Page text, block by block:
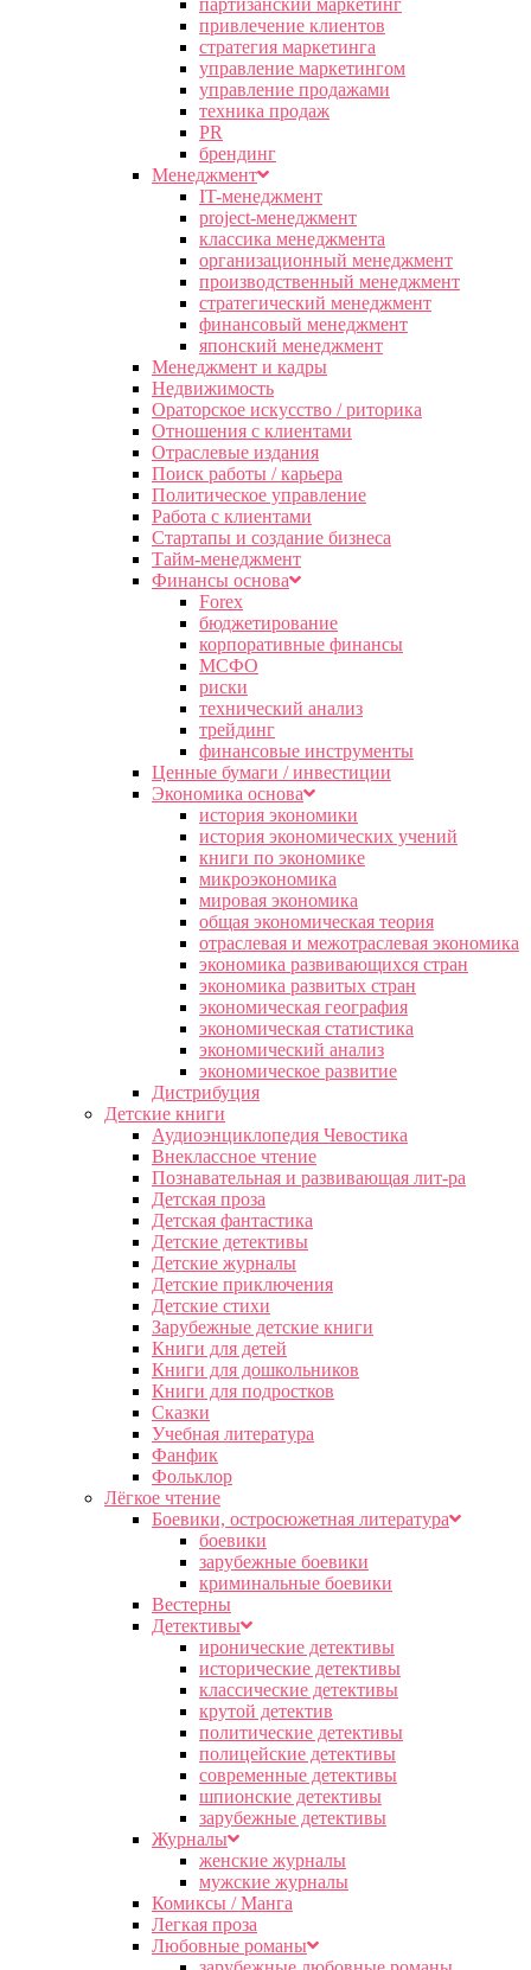
партизанский маркетинг
привлечение клиентов
стратегия маркетинга
управление маркетингом
управление продажами
техника продаж
PR
брендинг
Менеджмент
IT-менеджмент
project-менеджмент
классика менеджмента
организационный менеджмент
производственный менеджмент
стратегический менеджмент
финансовый менеджмент
японский менеджмент
Менеджмент и кадры
Недвижимость
Ораторское искусство / риторика
Отношения с клиентами
Отраслевые издания
Поиск работы / карьера
Политическое управление
Работа с клиентами
Стартапы и создание бизнеса
Тайм-менеджмент
Финансы основа
Forex
бюджетирование
корпоративные финансы
МСФО
риски
технический анализ
трейдинг
финансовые инструменты
Ценные бумаги / инвестиции
Экономика основа
история экономики
история экономических учений
книги по экономике
микроэкономика
мировая экономика
общая экономическая теория
отраслевая и межотраслевая экономика
экономика развивающихся стран
экономика развитых стран
экономическая география
экономическая статистика
экономический анализ
экономическое развитие
Дистрибуция
Детские книги
Аудиоэнциклопедия Чевостика
Внеклассное чтение
Познавательная и развивающая лит-ра
Детская проза
Детская фантастика
Детские детективы
Детские журналы
Детские приключения
Детские стихи
Зарубежные детские книги
Книги для детей
Книги для дошкольников
Книги для подростков
Сказки
Учебная литература
Фанфик
Фольклор
Лёгкое чтение
Боевики, остросюжетная литература
боевики
зарубежные боевики
криминальные боевики
Вестерны
Детективы
иронические детективы
исторические детективы
классические детективы
крутой детектив
политические детективы
полицейские детективы
современные детективы
шпионские детективы
зарубежные детективы
Журналы
женские журналы
мужские журналы
Комиксы / Манга
Легкая проза
Любовные романы